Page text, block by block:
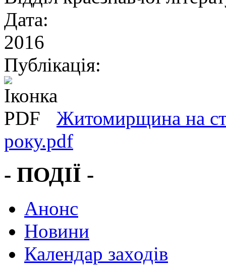
Дата:
2016
Публікація:
Житомирщина на
року.pdf
- ПОДІЇ -
Анонс
Новини
Календар заходів